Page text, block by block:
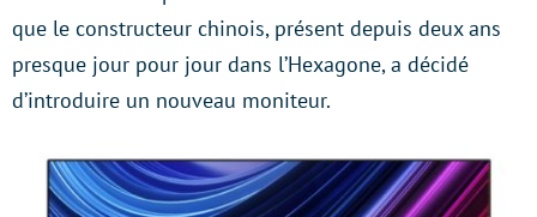
que le constructeur chinois, présent depuis deux ans
presque jour pour jour dans l’Hexagone, a décidé
d’introduire un nouveau moniteur.